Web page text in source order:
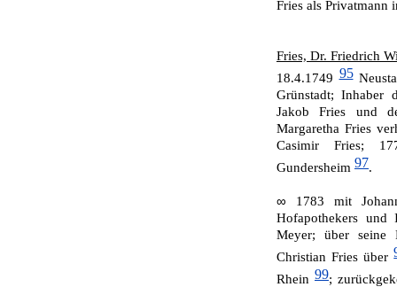
Fries als Privat­mann
Fries, Dr. Friedrich
18.4.174995
Grünstadt; Inhaber
Jakob Fries und
Margaretha Fries
Casimir Fries;
Gundersheim 97.
∞ 1783 mit
Hofapothekers und
Meyer; über seine
Christian Fries über
Rhein 99;